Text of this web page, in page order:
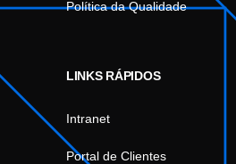
Política da Qualidade
LINKS RÁPIDOS
Intranet
Portal de Clientes